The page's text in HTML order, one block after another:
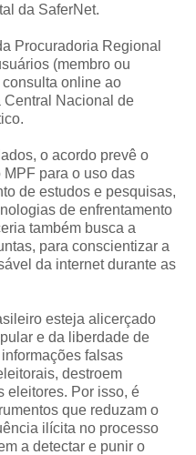
da SaferNet.
Procuradoria Regional
(membro ou
online ao
Central Nacional de
o acordo prevê o
para o uso das
de estudos e pesquisas,
de enfrentamento
também busca a
para conscientizar a
da internet durante as
esteja alicerçado
e da liberdade de
falsas
destroem
eleitores. Por isso, é
que reduzam o
ilícita no processo
a detectar e punir o